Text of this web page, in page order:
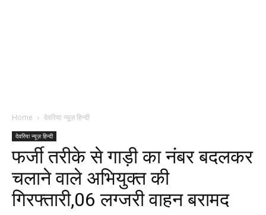
Home देवरिया न्यूज़ हिन्दी
देवरिया न्यूज़ हिन्दी
फर्जी तरीके से गाड़ी का नंबर बदलकर
चलाने वाले अभियुक्त की
गिरफ्तारी,06 लग्जरी वाहन बरामद